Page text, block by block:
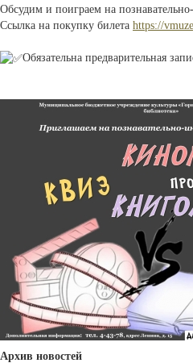
Обсудим и поиграем на
Ссылка на покупку билета https://
Обязательна предварительная
Архив новостей